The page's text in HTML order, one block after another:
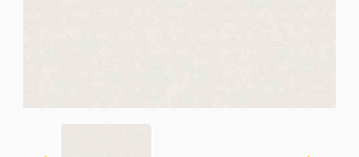
Заказать обратный звонок